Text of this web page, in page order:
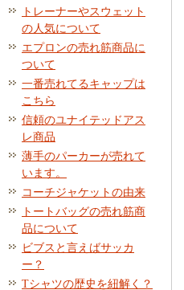
トレーナーやスウェット
の人気について
エプロンの売れ筋商品に
ついて
一番売れてるキャップは
こちら
信頼のユナイテッドアス
レ商品
薄手のパーカーが売れて
います。
コーチジャケットの由来
トートバッグの売れ筋商
品について
ビブスと言えばサッカ
ー？
Tシャツの歴史を紐解く？